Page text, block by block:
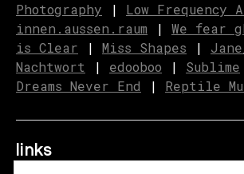
Photography | Low Frequency
innen.aussen.raum | We fear
is Clear | Miss Shapes |
Nachtwort | edooboo | Sublime
Dreams Never End | Reptile
links